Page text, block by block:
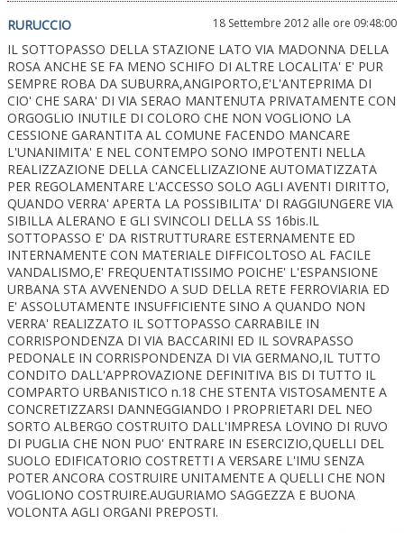
RURUCCIO 18 Settembre 2012 alle ore 09:48:00
IL SOTTOPASSO DELLA STAZIONE LATO VIA MADONNA DELLA
ROSA ANCHE SE FA MENO SCHIFO DI ALTRE LOCALITA' E' PUR
SEMPRE ROBA DA SUBURRA,ANGIPORTO,E'L'ANTEPRIMA DI
CIO' CHE SARA' DI VIA SERAO MANTENUTA PRIVATAMENTE CON
ORGOGLIO INUTILE DI COLORO CHE NON VOGLIONO LA
CESSIONE GARANTITA AL COMUNE FACENDO MANCARE
L'UNANIMITA' E NEL CONTEMPO SONO IMPOTENTI NELLA
REALIZZAZIONE DELLA CANCELLIZAZIONE AUTOMATIZZATA
PER REGOLAMENTARE L'ACCESSO SOLO AGLI AVENTI DIRITTO,
QUANDO VERRA' APERTA LA POSSIBILITA' DI RAGGIUNGERE VIA
SIBILLA ALERANO E GLI SVINCOLI DELLA SS 16bis.IL
SOTTOPASSO E' DA RISTRUTTURARE ESTERNAMENTE ED
INTERNAMENTE CON MATERIALE DIFFICOLTOSO AL FACILE
VANDALISMO,E' FREQUENTATISSIMO POICHE' L'ESPANSIONE
URBANA STA AVVENENDO A SUD DELLA RETE FERROVIARIA ED
E' ASSOLUTAMENTE INSUFFICIENTE SINO A QUANDO NON
VERRA' REALIZZATO IL SOTTOPASSO CARRABILE IN
CORRISPONDENZA DI VIA BACCARINI ED IL SOVRAPASSO
PEDONALE IN CORRISPONDENZA DI VIA GERMANO,IL TUTTO
CONDITO DALL'APPROVAZIONE DEFINITIVA BIS DI TUTTO IL
COMPARTO URBANISTICO n.18 CHE STENTA VISTOSAMENTE A
CONCRETIZZARSI DANNEGGIANDO I PROPRIETARI DEL NEO
SORTO ALBERGO COSTRUITO DALL'IMPRESA LOVINO DI RUVO
DI PUGLIA CHE NON PUO' ENTRARE IN ESERCIZIO,QUELLI DEL
SUOLO EDIFICATORIO COSTRETTI A VERSARE L'IMU SENZA
POTER ANCORA COSTRUIRE UNITAMENTE A QUELLI CHE NON
VOGLIONO COSTRUIRE.AUGURIAMO SAGGEZZA E BUONA
VOLONTA AGLI ORGANI PREPOSTI.